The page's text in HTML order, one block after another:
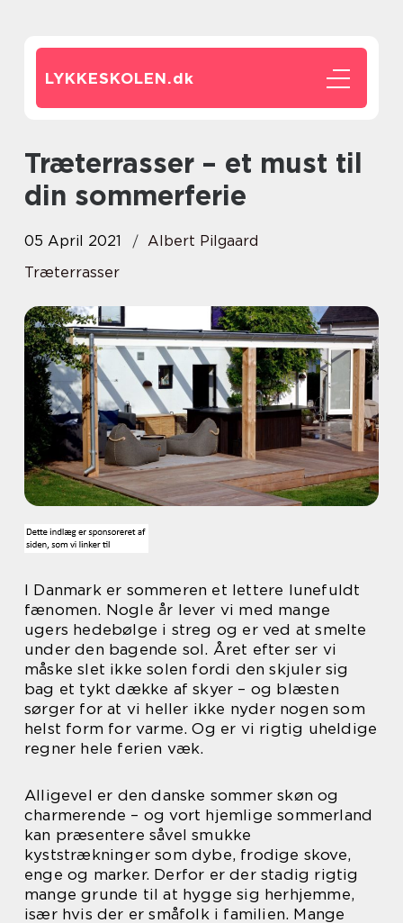
LYKKESKOLEN.dk
Træterrasser – et must til
din sommerferie
05 April 2021
Albert Pilgaard
Træterrasser
I Danmark er sommeren et lettere lunefuldt
fænomen. Nogle år lever vi med mange
ugers hedebølge i streg og er ved at smelte
under den bagende sol. Året efter ser vi
måske slet ikke solen fordi den skjuler sig
bag et tykt dække af skyer – og blæsten
sørger for at vi heller ikke nyder nogen som
helst form for varme. Og er vi rigtig uheldige
regner hele ferien væk.
Alligevel er den danske sommer skøn og
charmerende – og vort hjemlige sommerland
kan præsentere såvel smukke
kyststrækninger som dybe, frodige skove,
enge og marker. Derfor er der stadig rigtig
mange grunde til at hygge sig herhjemme,
især hvis der er småfolk i familien. Mange